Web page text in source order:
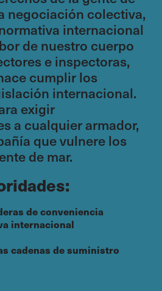
negociación colectiva,
internacional
de nuestro cuerpo
e inspectoras,
cumplir los
internacional.
exigir
a cualquier armador,
que vulnere los
de mar.
de conveniencia
internacional
cadenas de suministro